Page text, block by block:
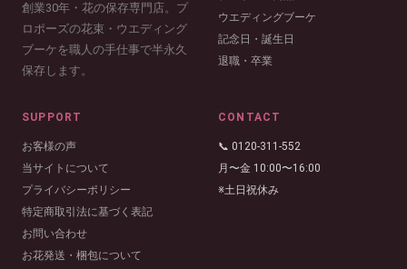
創業30年・花の保存専門店。プ
ロポーズの花束・ウエディング
ブーケを職人の手仕事で半永久
保存します。
ウエディングブーケ
記念日・誕生日
退職・卒業
SUPPORT
お客様の声
当サイトについて
プライバシーポリシー
特定商取引法に基づく表記
お問い合わせ
お花発送・梱包について
CONTACT
📞 0120-311-552
月〜金 10:00〜16:00
※土日祝休み